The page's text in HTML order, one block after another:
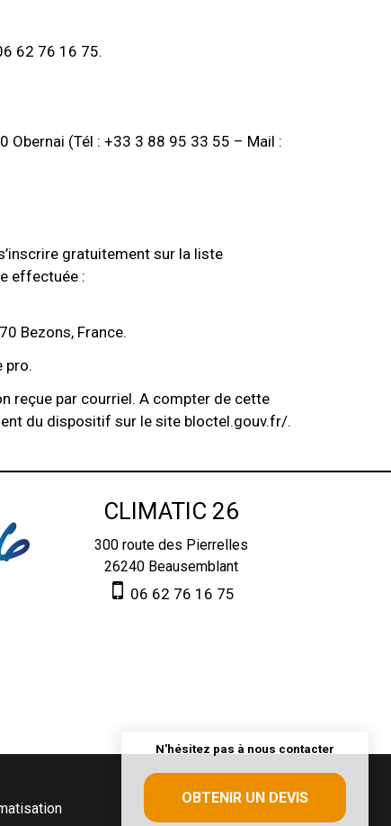
N'hésitez pas à nous contacter
OBTENIR UN DEVIS
62 76 16 75.
Obernai (Tél : +33 3 88 95 33 55 – Mail :
gratuitement sur la liste
effectuée :
Bezons, France.
pro.
reçue par courriel. A compter de cette
du dispositif sur le site bloctel.gouv.fr/.
CLIMATIC 26
300 route des Pierrelles
26240 Beausemblant
06 62 76 16 75